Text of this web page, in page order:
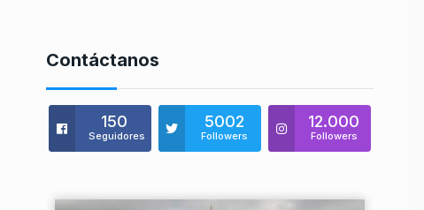
Contáctanos
150
Seguidores
5002
Followers
12.000
Followers